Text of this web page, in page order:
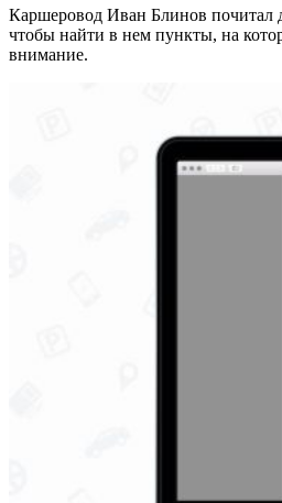
Каршеровод Иван Блинов почитал
чтобы найти в нем пункты, на
внимание.